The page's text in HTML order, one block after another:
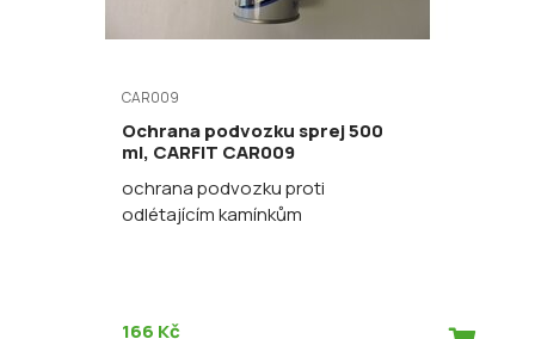
CAR009
Ochrana podvozku sprej 500
ml, CARFIT CAR009
ochrana podvozku proti
odlétajícím kamínkům
166 Kč